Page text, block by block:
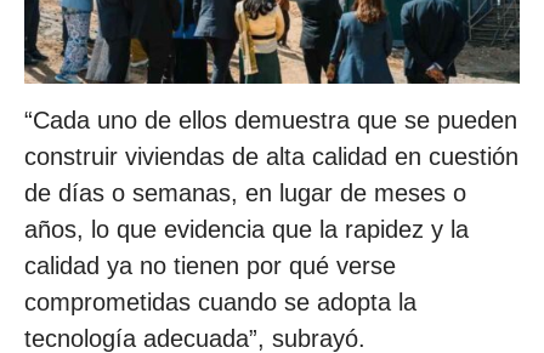
“Cada uno de ellos demuestra que se pueden
construir viviendas de alta calidad en cuestión
de días o semanas, en lugar de meses o
años, lo que evidencia que la rapidez y la
calidad ya no tienen por qué verse
comprometidas cuando se adopta la
tecnología adecuada”, subrayó.